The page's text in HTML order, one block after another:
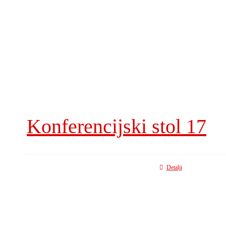
Konferencijski stol 17
Detalji